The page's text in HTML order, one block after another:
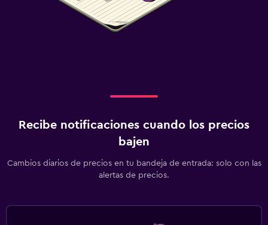
Recibe notificaciones cuando los precios
bajen
Cambios diarios de precios en tu bandeja de entrada: solo con las
alertas de precios.